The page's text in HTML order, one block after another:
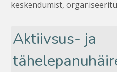
keskendumist,
Aktiivsus- ja